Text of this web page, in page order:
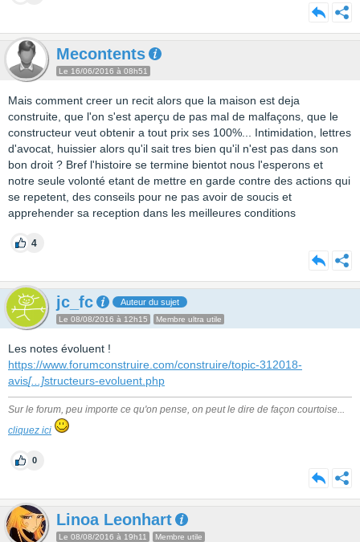
Mecontents
Le 16/06/2016 à 08h51
Mais comment creer un recit alors que la maison est deja
construite, que l'on s'est aperçu de pas mal de malfaçons, que le
constructeur veut obtenir a tout prix ses 100%... Intimidation, lettres
d'avocat, huissier alors qu'il sait tres bien qu'il n'est pas dans son
bon droit ? Bref l'histoire se termine bientot nous l'esperons et
notre seule volonté etant de mettre en garde contre des actions qui
se repetent, des conseils pour ne pas avoir de soucis et
apprehender sa reception dans les meilleures conditions
4
jc_fc Auteur du sujet
Le 08/08/2016 à 12h15 Membre ultra utile
Les notes évoluent !
https://www.forumconstruire.com/construire/topic-312018-
avis[...]structeurs-evoluent.php
Sur le forum, peu importe ce qu'on pense, on peut le dire de façon courtoise...
cliquez ici
0
Linoa Leonhart
Le 08/08/2016 à 19h11 Membre utile